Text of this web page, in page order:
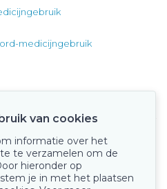
medicijngebruik
van cookies
informatie over het
te verzamelen om de
hieronder op
je in met het plaatsen